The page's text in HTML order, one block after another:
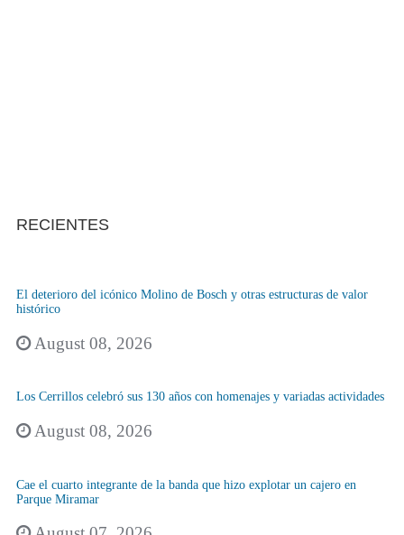
RECIENTES
El deterioro del icónico Molino de Bosch y otras estructuras de valor
histórico
August 08, 2026
Los Cerrillos celebró sus 130 años con homenajes y variadas actividades
August 08, 2026
Cae el cuarto integrante de la banda que hizo explotar un cajero en
Parque Miramar